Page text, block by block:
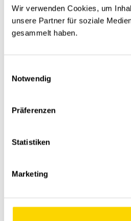
Wir verwenden Cookies, um
unsere Partner für soziale
gesammelt haben.
Notwendig
Präferenzen
Statistiken
Marketing